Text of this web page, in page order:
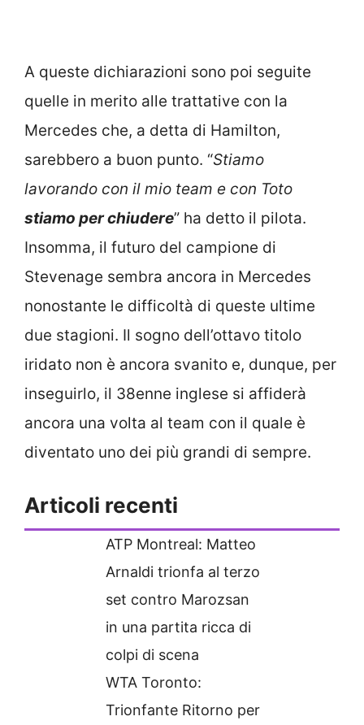
A queste dichiarazioni sono poi seguite
quelle in merito alle trattative con la
Mercedes che, a detta di Hamilton,
sarebbero a buon punto. “Stiamo
lavorando con il mio team e con Toto
stiamo per chiudere” ha detto il pilota.
Insomma, il futuro del campione di
Stevenage sembra ancora in Mercedes
nonostante le difficoltà di queste ultime
due stagioni. Il sogno dell’ottavo titolo
iridato non è ancora svanito e, dunque, per
inseguirlo, il 38enne inglese si affiderà
ancora una volta al team con il quale è
diventato uno dei più grandi di sempre.
Articoli recenti
ATP Montreal: Matteo
Arnaldi trionfa al terzo
set contro Marozsan
in una partita ricca di
colpi di scena
WTA Toronto:
Trionfante Ritorno per